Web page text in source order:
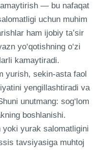
— bu nafaqat
uchun muhim
ham ijobiy ta’sir
yo‘qotishning o‘zi
kamaytiradi.
yurish, sekin-asta faol
yengillashtiradi va
unutmang: sog‘lom
boshlanishi.
yurak salomatligini
tavsiyasiga muhtoj